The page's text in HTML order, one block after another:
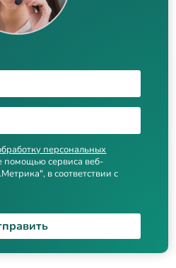
персональных
помощью сервиса веб-
в соответствии с